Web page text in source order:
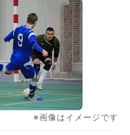
※画像はイメージです